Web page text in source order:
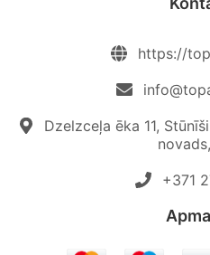
https://
Dzelzceļa ēka 11,
+371